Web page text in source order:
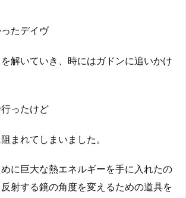
たデイヴ
解いていき、時にはガドンに追いかけ
ったけど
まれてしまいました。
に巨大な熱エネルギーを手に入れたの
射する鏡の角度を変えるための道具を